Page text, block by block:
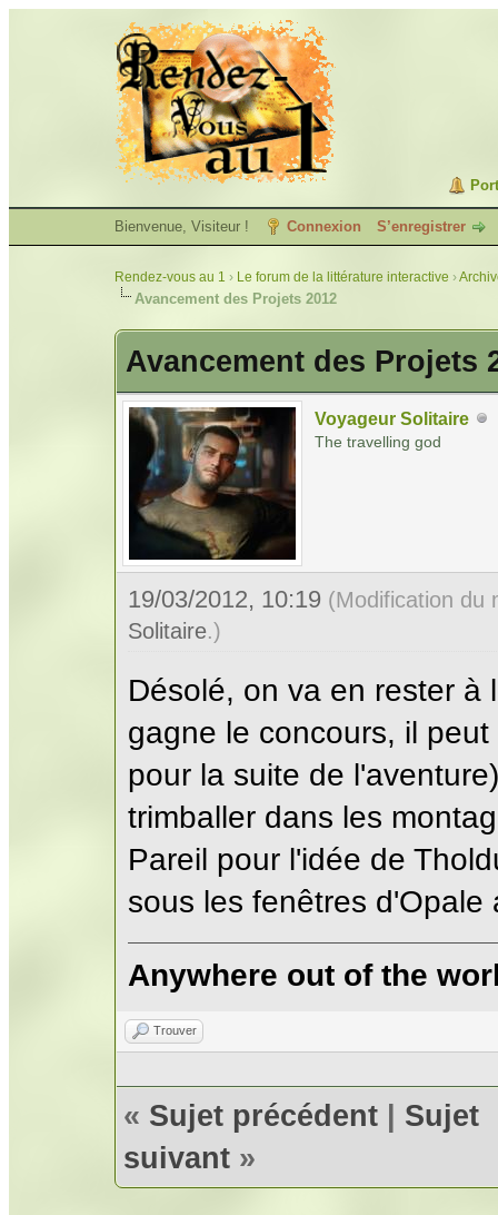
Bienvenue, Visiteur ! Connexion S’enregistrer
Rendez-vous au 1 › Le forum de la littérature interactive ›
Avancement des Projets 2012
Avancement des Projets
Voyageur Solitaire
The travelling god
19/03/2012, 10:19 (Modification du
Solitaire.)
Désolé, on va en rester à
gagne le concours, il
pour la suite de
trimballer dans les
Pareil pour l'idée de
sous les fenêtres
Anywhere out of the
Trouver
« Sujet précédent | Sujet
suivant »